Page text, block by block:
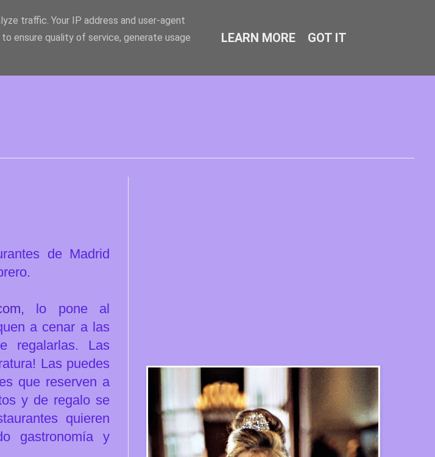
de Madrid
, lo pone al
a cenar a las
regalarlas. Las
Las puedes
que reserven a
y de regalo se
quieren
gastronomía y
traffic. Your IP address and user-agent
ensure quality of service, generate usage
LEARN MORE GOT IT